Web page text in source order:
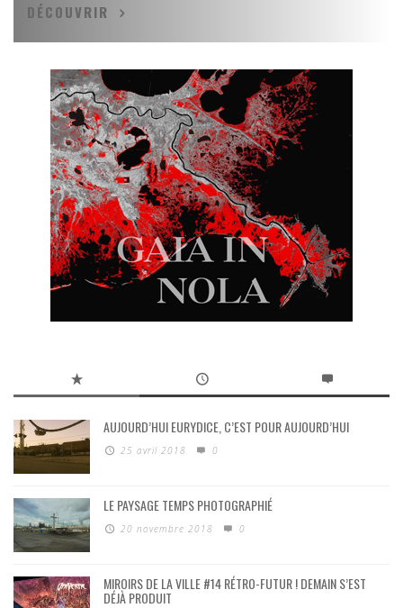
DÉCOUVRIR
AUJOURD’HUI EURYDICE, C’EST POUR AUJOURD’HUI
25 avril 2018 0
LE PAYSAGE TEMPS PHOTOGRAPHIÉ
20 novembre 2018 0
MIROIRS DE LA VILLE #14 RÉTRO-FUTUR ! DEMAIN S’EST
DÉJÀ PRODUIT